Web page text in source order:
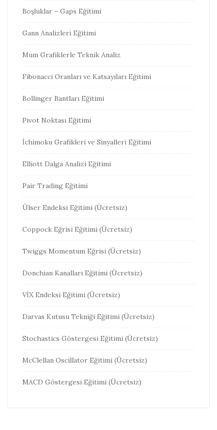
Boşluklar – Gaps Eğitimi
Gann Analizleri Eğitimi
Mum Grafiklerle Teknik Analiz
Fibonacci Oranları ve Katsayıları Eğitimi
Bollinger Bantları Eğitimi
Pivot Noktası Eğitimi
İchimoku Grafikleri ve Sinyalleri Eğitimi
Elliott Dalga Analizi Eğitimi
Pair Trading Eğitimi
Ülser Endeksi Eğitimi (Ücretsiz)
Coppock Eğrisi Eğitimi (Ücretsiz)
Twiggs Momentum Eğrisi (Ücretsiz)
Donchian Kanalları Eğitimi (Ücretsiz)
VİX Endeksi Eğitimi (Ücretsiz)
Darvas Kutusu Tekniği Eğitimi (Ücretsiz)
Stochastics Göstergesi Eğitimi (Ücretsiz)
McClellan Oscillator Eğitimi (Ücretsiz)
MACD Göstergesi Eğitimi (Ücretsiz)